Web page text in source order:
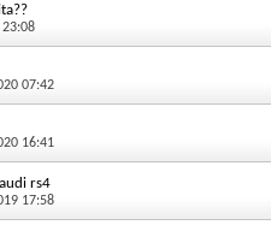
07:42
16:41
rs4
17:58